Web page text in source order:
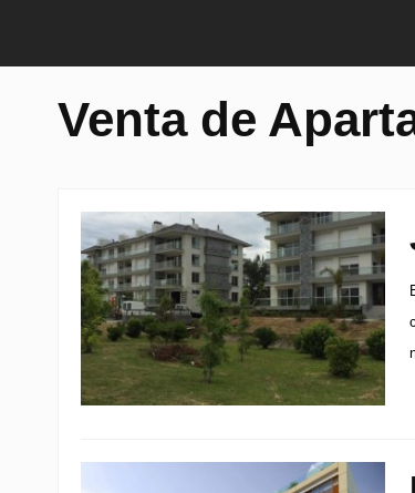
Venta de